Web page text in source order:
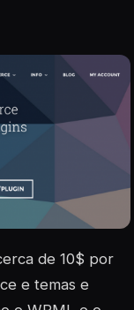
de 10$ por
e temas e